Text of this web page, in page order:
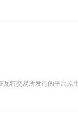
特交易所发行的平台原